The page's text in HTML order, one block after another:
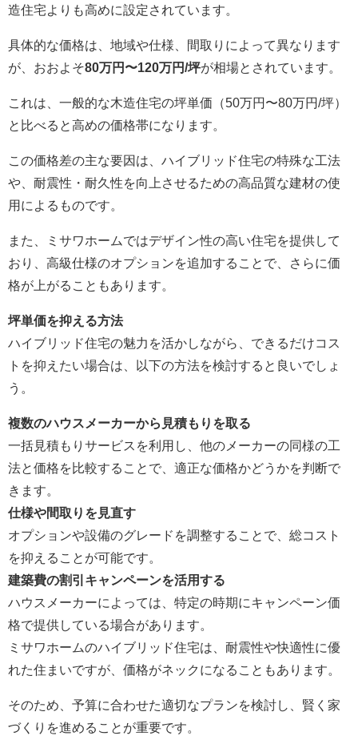
造住宅よりも高めに設定されています。
具体的な価格は、地域や仕様、間取りによって異なります
が、おおよそ80万円〜120万円/坪が相場とされています。
これは、一般的な木造住宅の坪単価（50万円〜80万円/坪）
と比べると高めの価格帯になります。
この価格差の主な要因は、ハイブリッド住宅の特殊な工法
や、耐震性・耐久性を向上させるための高品質な建材の使
用によるものです。
また、ミサワホームではデザイン性の高い住宅を提供して
おり、高級仕様のオプションを追加することで、さらに価
格が上がることもあります。
坪単価を抑える方法
ハイブリッド住宅の魅力を活かしながら、できるだけコス
トを抑えたい場合は、以下の方法を検討すると良いでしょ
う。
複数のハウスメーカーから見積もりを取る
一括見積もりサービスを利用し、他のメーカーの同様の工
法と価格を比較することで、適正な価格かどうかを判断で
きます。
仕様や間取りを見直す
オプションや設備のグレードを調整することで、総コスト
を抑えることが可能です。
建築費の割引キャンペーンを活用する
ハウスメーカーによっては、特定の時期にキャンペーン価
格で提供している場合があります。
ミサワホームのハイブリッド住宅は、耐震性や快適性に優
れた住まいですが、価格がネックになることもあります。
そのため、予算に合わせた適切なプランを検討し、賢く家
づくりを進めることが重要です。